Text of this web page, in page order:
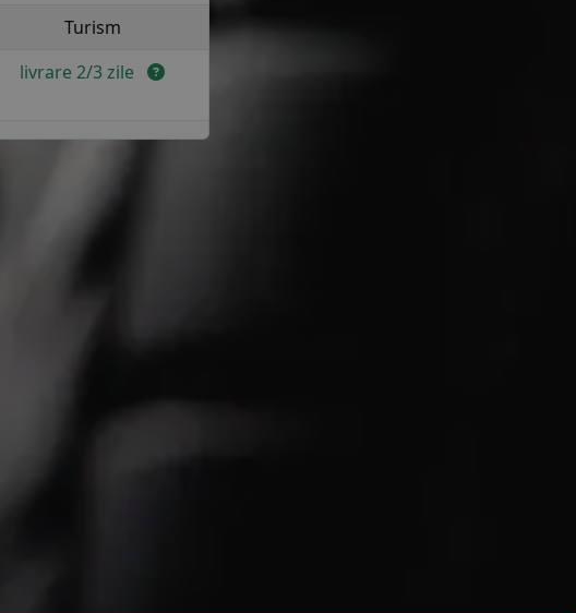
Turism
livrare 2/3 zile